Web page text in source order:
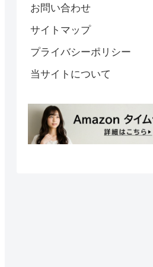
お問い合わせ
サイトマップ
プライバシーポリシー
当サイトについて